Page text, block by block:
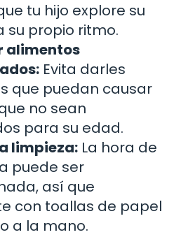
tu hijo explore su
su propio ritmo.
alimentos
Evita darles
que puedan causar
no sean
para su edad.
limpieza: La hora de
puede ser
así que
con toallas de papel
a la mano.